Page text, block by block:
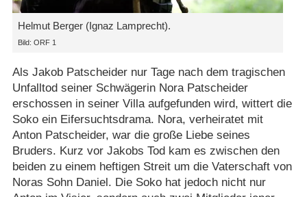
Helmut Berger (Ignaz Lamprecht).
Bild: ORF 1
Als Jakob Patscheider nur Tage nach dem tragischen
Unfalltod seiner Schwägerin Nora Patscheider
erschossen in seiner Villa aufgefunden wird, wittert die
Soko ein Eifersuchtsdrama. Nora, verheiratet mit
Anton Patscheider, war die große Liebe seines
Bruders. Kurz vor Jakobs Tod kam es zwischen den
beiden zu einem heftigen Streit um die Vaterschaft von
Noras Sohn Daniel. Die Soko hat jedoch nicht nur